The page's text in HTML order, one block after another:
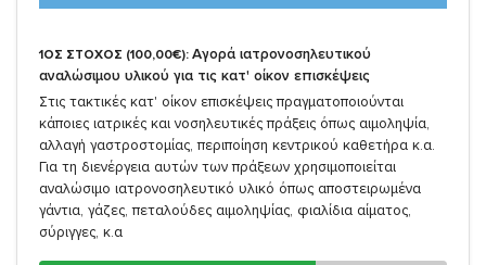
1ΟΣ ΣΤΟΧΟΣ (100,00€): Αγορά ιατρονοσηλευτικού
αναλώσιμου υλικού για τις κατ' οίκον επισκέψεις
Στις τακτικές κατ' οίκον επισκέψεις πραγματοποιούνται
κάποιες ιατρικές και νοσηλευτικές πράξεις όπως αιμοληψία,
αλλαγή γαστροστομίας, περιποίηση κεντρικού καθετήρα κ.α.
Για τη διενέργεια αυτών των πράξεων χρησιμοποιείται
αναλώσιμο ιατρονοσηλευτικό υλικό όπως αποστειρωμένα
γάντια, γάζες, πεταλούδες αιμοληψίας, φιαλίδια αίματος,
σύριγγες, κ.α